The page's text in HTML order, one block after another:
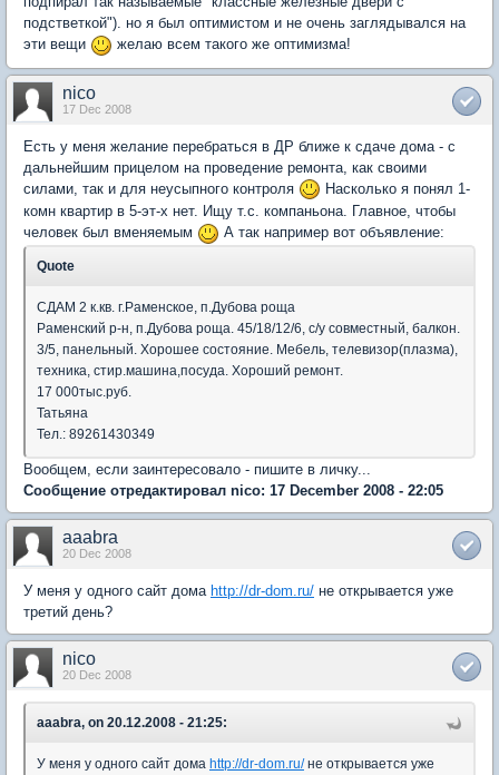
подстветкой"). но я был оптимистом и не очень заглядывался на
эти вещи
желаю всем такого же оптимизма!
nico
17 Dec 2008
Есть у меня желание перебраться в ДР ближе к сдаче дома - с
дальнейшим прицелом на проведение ремонта, как своими
силами, так и для неусыпного контроля
Насколько я понял 1-
комн квартир в 5-эт-х нет. Ищу т.с. компаньона. Главное, чтобы
человек был вменяемым
А так например вот объявление:
Quote
СДАМ 2 к.кв. г.Раменское, п.Дубова роща
Раменский р-н, п.Дубова роща. 45/18/12/6, с/у совместный, балкон.
3/5, панельный. Хорошее состояние. Мебель, телевизор(плазма),
техника, стир.машина,посуда. Хороший ремонт.
17 000тыс.руб.
Татьяна
Тел.: 89261430349
Вообщем, если заинтересовало - пишите в личку...
Сообщение отредактировал nico: 17 December 2008 - 22:05
aaabra
20 Dec 2008
У меня у одного сайт дома http://dr-dom.ru/ не открывается уже
третий день?
nico
20 Dec 2008
aaabra, on 20.12.2008 - 21:25:
У меня у одного сайт дома http://dr-dom.ru/не открывается уже